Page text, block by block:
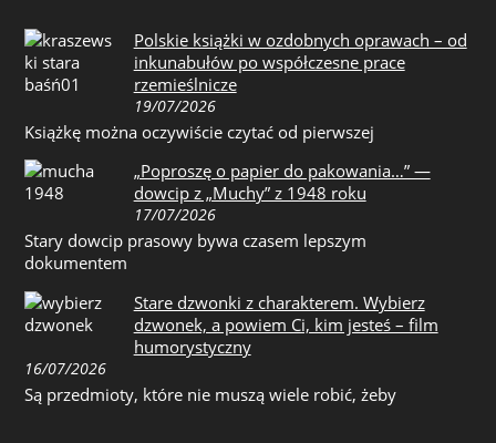
Polskie książki w ozdobnych oprawach – od
inkunabułów po współczesne prace
rzemieślnicze
19/07/2026
Książkę można oczywiście czytać od pierwszej
„Poproszę o papier do pakowania…” —
dowcip z „Muchy” z 1948 roku
17/07/2026
Stary dowcip prasowy bywa czasem lepszym
dokumentem
Stare dzwonki z charakterem. Wybierz
dzwonek, a powiem Ci, kim jesteś – film
humorystyczny
16/07/2026
Są przedmioty, które nie muszą wiele robić, żeby